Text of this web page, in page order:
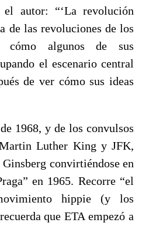
el autor: “‘La revolución
de las revoluciones de los
cómo algunos de sus
el escenario central
de ver cómo sus ideas
1968, y de los convulsos
Luther King y JFK,
convirtiéndose en
en 1965. Recorre “el
hippie (y los
que ETA empezó a